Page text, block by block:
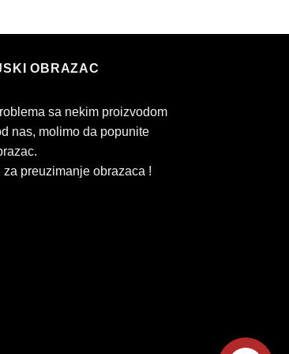
OBRAZAC
sa nekim proizvodom
nas, molimo da popunite
za preuzimanje obrazaca !